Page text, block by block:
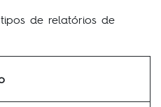
de relatórios de